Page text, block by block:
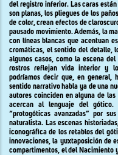
del registro inferior. Las caras
son planas, los pliegues de los
de color, crean efectos de
pausado movimiento. Además, la
con líneas blancas que acentuan
cromáticas, el sentido del detalle,
algunos casos, como la escena
rostros reflejan vida interior y
podríamos decir que, en general,
sentido narrativo habla ya de una
autores coinciden en alguna de
acercan al lenguaje del
“protogóticas avanzadas” por
naturalista. Las escenas
iconográfica de los retablos del
innovaciones, la yuxtaposición de
compartimentos, el del Nacimiento